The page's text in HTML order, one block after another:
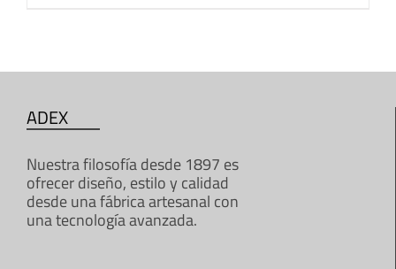
ADEX
Nuestra filosofía desde 1897 es
ofrecer diseño, estilo y calidad
desde una fábrica artesanal con
una tecnología avanzada.